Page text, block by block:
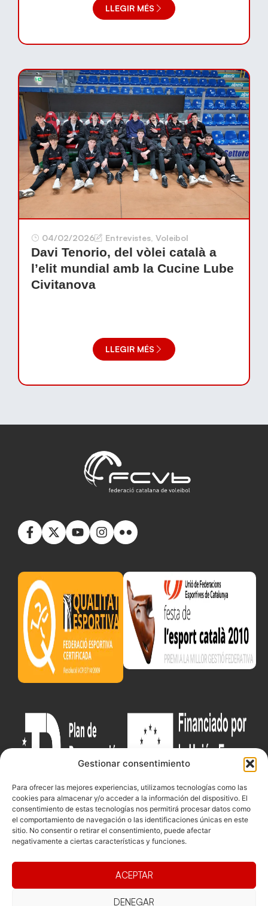
Gestionar consentimiento
Para ofrecer las mejores experiencias, utilizamos tecnologías como las
cookies para almacenar y/o acceder a la información del dispositivo. El
consentimiento de estas tecnologías nos permitirá procesar datos como
el comportamiento de navegación o las identificaciones únicas en este
sitio. No consentir o retirar el consentimiento, puede afectar
negativamente a ciertas características y funciones.
ACEPTAR
DENEGAR
LLEGIR MÉS
04/02/2026 Entrevistes, Voleibol
Davi Tenorio, del vòlei català a
l’elit mundial amb la Cucine Lube
Civitanova
LLEGIR MÉS
Junta
Competicions
Pista
Playa
Documentacio
Transparència
Eleccions
Contacte
Jonqueres,
08003